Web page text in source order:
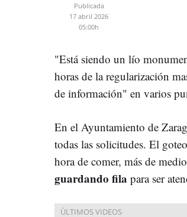
Publicada
17 abril 2026
05:00h
"Está siendo un lío
horas de la regularización
de información" en varios
En el Ayuntamiento de
todas las solicitudes. El
hora de comer, más de
guardando fila para ser